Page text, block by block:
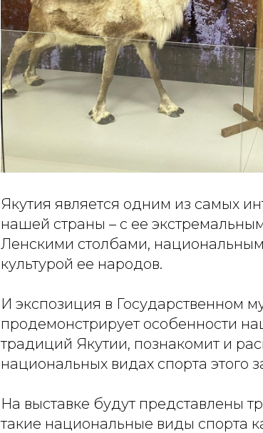
Якутия является одним из самых
нашей страны – с ее
Ленскими столбами,
культурой ее народов.
И экспозиция в Государственном
продемонстрирует особенности
традиций Якутии, познакомит и
национальных видах спорта этого
На выставке будут представлены
такие национальные виды спорта